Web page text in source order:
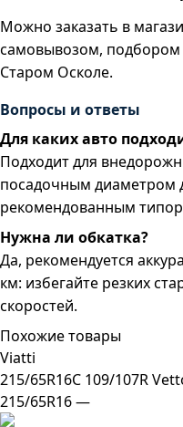
Можно заказать в
самовывозом, подбором
Старом Осколе.
Вопросы и ответы
Для каких авто
Подходит для
посадочным диаметром
рекомендованным
Нужна ли обкатка?
Да, рекомендуется
км: избегайте резких
скоростей.
Похожие товары
Viatti
215/65R16C 109/107R
215/65R16 —